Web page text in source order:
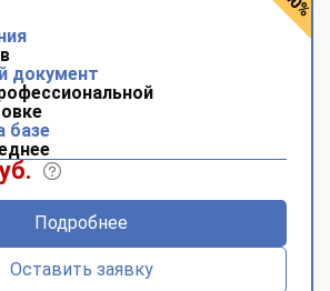
документ
базе
Подробнее
Оставить заявку